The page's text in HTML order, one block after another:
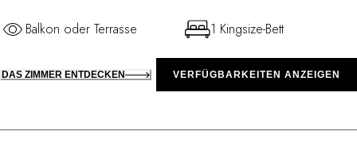
Balkon oder Terrasse 1 Kingsize-Bett
DAS ZIMMER ENTDECKEN VERFÜGBARKEITEN ANZEIGEN